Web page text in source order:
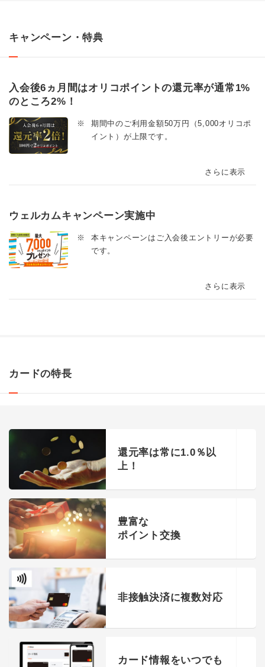
キャンペーン・特典
入会後6ヵ月間はオリコポイントの還元率が通常1%
のところ2%！
※
期間中のご利用金額50万円（5,000オリコポ
イント）が上限です。
さらに表示
ウェルカムキャンペーン実施中
※
本キャンペーンはご入会後エントリーが必要
です。
さらに表示
カードの特長
還元率は常に1.0％以
上！
豊富な
ポイント交換
非接触決済に複数対応
カード情報をいつでも